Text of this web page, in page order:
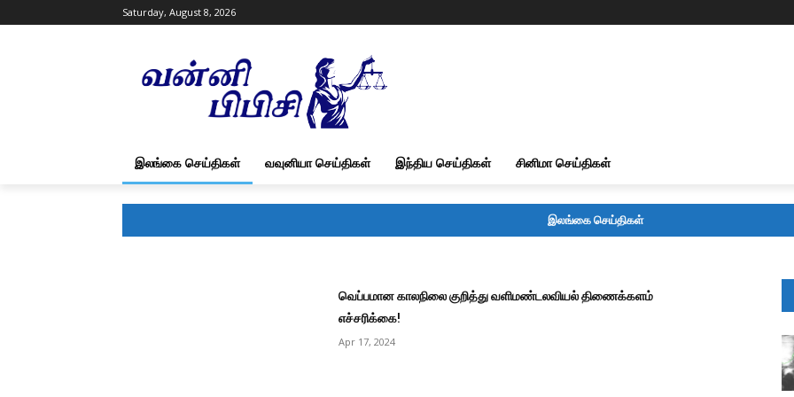
Saturday, August 8, 2026
இலங்கை செய்திகள் வவுனியா செய்திகள் இந்திய செய்திகள் சினிமா செய்திகள்
இலங்கை செய்திகள்
வெப்பமான காலநிலை குறித்து வளிமண்டலவியல் திணைக்களம்
எச்சரிக்கை!
Apr 17, 2024